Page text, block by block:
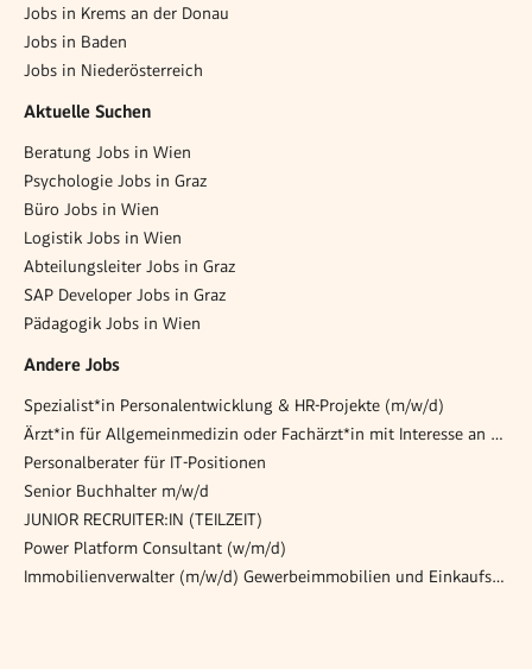
Jobs in Krems an der Donau
Jobs in Baden
Jobs in Niederösterreich
Aktuelle Suchen
Beratung Jobs in Wien
Psychologie Jobs in Graz
Büro Jobs in Wien
Logistik Jobs in Wien
Abteilungsleiter Jobs in Graz
SAP Developer Jobs in Graz
Pädagogik Jobs in Wien
Andere Jobs
Spezialist*in Personalentwicklung & HR-Projekte (m/w/d)
Ärzt*in für Allgemeinmedizin oder Fachärzt*in mit Interesse an Palliativmedizin
Personalberater für IT-Positionen
Senior Buchhalter m/w/d
JUNIOR RECRUITER:IN (TEILZEIT)
Power Platform Consultant (w/m/d)
Immobilienverwalter (m/w/d) Gewerbeimmobilien und Einkaufszentren